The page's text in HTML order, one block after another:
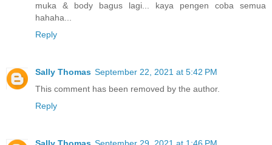
muka & body bagus lagi... kaya pengen coba semua
hahaha...
Reply
Sally Thomas September 22, 2021 at 5:42 PM
This comment has been removed by the author.
Reply